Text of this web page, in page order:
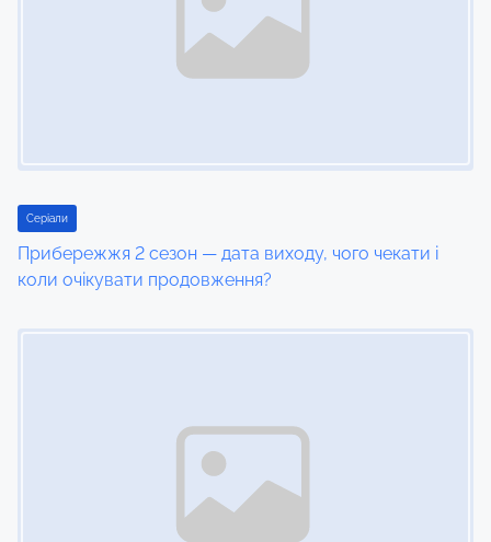
i
o
Серіали
Прибережжя 2 сезон — дата виходу, чого чекати і
коли очікувати продовження?